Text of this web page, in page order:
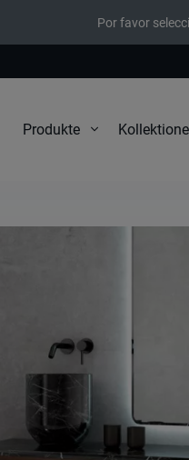
Por favor
Produkte